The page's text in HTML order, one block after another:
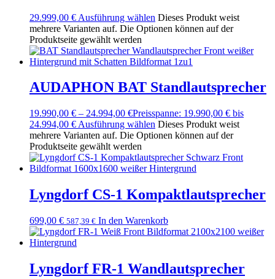
29.999,00 € Ausführung wählen Dieses Produkt weist
mehrere Varianten auf. Die Optionen können auf der
Produktseite gewählt werden
AUDAPHON BAT Standlautsprecher
19.990,00 € – 24.994,00 €Preisspanne: 19.990,00 € bis
24.994,00 € Ausführung wählen Dieses Produkt weist
mehrere Varianten auf. Die Optionen können auf der
Produktseite gewählt werden
Lyngdorf CS-1 Kompaktlautsprecher
699,00 € 587,39 € In den Warenkorb
Lyngdorf FR-1 Wandlautsprecher